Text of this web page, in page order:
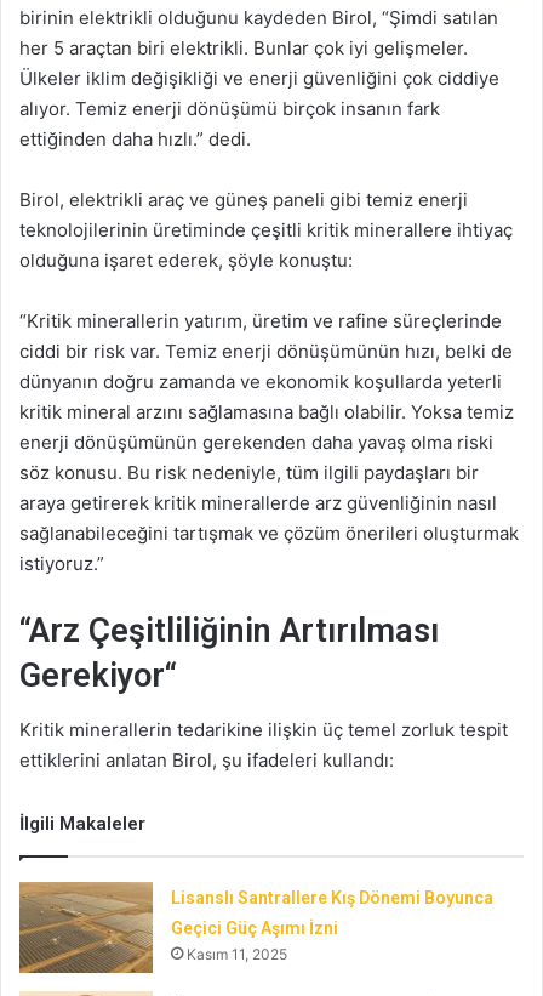
birinin elektrikli olduğunu kaydeden Birol, “Şimdi satılan
her 5 araçtan biri elektrikli. Bunlar çok iyi gelişmeler.
Ülkeler iklim değişikliği ve enerji güvenliğini çok ciddiye
alıyor. Temiz enerji dönüşümü birçok insanın fark
ettiğinden daha hızlı.” dedi.
Birol, elektrikli araç ve güneş paneli gibi temiz enerji
teknolojilerinin üretiminde çeşitli kritik minerallere ihtiyaç
olduğuna işaret ederek, şöyle konuştu:
“Kritik minerallerin yatırım, üretim ve rafine süreçlerinde
ciddi bir risk var. Temiz enerji dönüşümünün hızı, belki de
dünyanın doğru zamanda ve ekonomik koşullarda yeterli
kritik mineral arzını sağlamasına bağlı olabilir. Yoksa temiz
enerji dönüşümünün gerekenden daha yavaş olma riski
söz konusu. Bu risk nedeniyle, tüm ilgili paydaşları bir
araya getirerek kritik minerallerde arz güvenliğinin nasıl
sağlanabileceğini tartışmak ve çözüm önerileri oluşturmak
istiyoruz.”
“Arz Çeşitliliğinin Artırılması
Gerekiyor“
Kritik minerallerin tedarikine ilişkin üç temel zorluk tespit
ettiklerini anlatan Birol, şu ifadeleri kullandı:
İlgili Makaleler
Lisanslı Santrallere Kış Dönemi Boyunca
Geçici Güç Aşımı İzni
Kasım 11, 2025